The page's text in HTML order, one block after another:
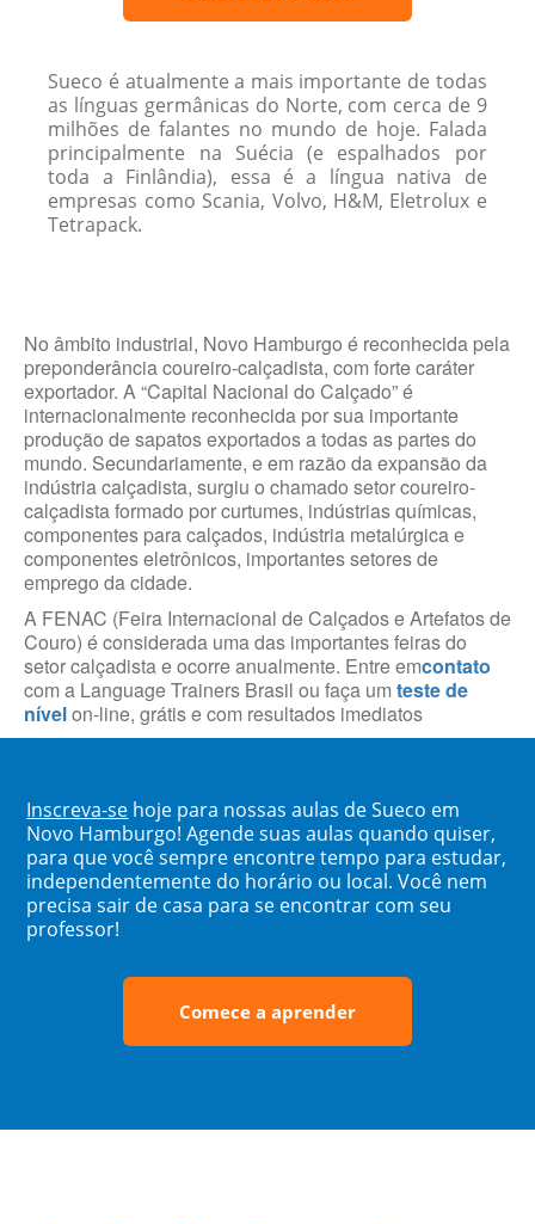
Sueco é atualmente a mais importante de todas
as línguas germânicas do Norte, com cerca de 9
milhões de falantes no mundo de hoje. Falada
principalmente na Suécia (e espalhados por
toda a Finlândia), essa é a língua nativa de
empresas como Scania, Volvo, H&M, Eletrolux e
Tetrapack.
No âmbito industrial, Novo Hamburgo é reconhecida pela
preponderância coureiro-calçadista, com forte caráter
exportador. A “Capital Nacional do Calçado” é
internacionalmente reconhecida por sua importante
produção de sapatos exportados a todas as partes do
mundo. Secundariamente, e em razão da expansão da
indústria calçadista, surgiu o chamado setor coureiro-
calçadista formado por curtumes, indústrias químicas,
componentes para calçados, indústria metalúrgica e
componentes eletrônicos, importantes setores de
emprego da cidade.
A FENAC (Feira Internacional de Calçados e Artefatos de
Couro) é considerada uma das importantes feiras do
setor calçadista e ocorre anualmente. Entre emcontato
com a Language Trainers Brasil ou faça um teste de
nívelon-line, grátis e com resultados imediatos
Inscreva-se hoje para nossas aulas de Sueco em
Novo Hamburgo! Agende suas aulas quando quiser,
para que você sempre encontre tempo para estudar,
independentemente do horário ou local. Você nem
precisa sair de casa para se encontrar com seu
professor!
Comece a aprender